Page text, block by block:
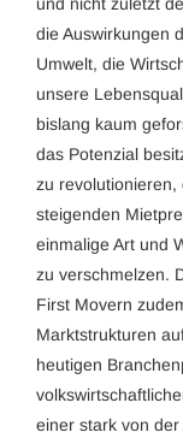
die Auswirkungen
Umwelt, die
unsere
bislang kaum
das Potenzial
zu
steigenden
einmalige Art und
zu verschmelzen.
First Movern
Marktstrukturen
heutigen
einer stark von